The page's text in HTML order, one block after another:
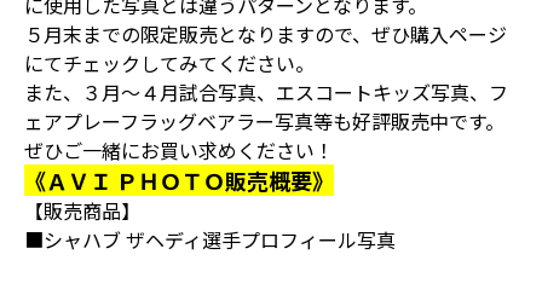
５月末までの限定販売となりますので、ぜひ購入ページ
にてチェックしてみてください。
また、３月～４月試合写真、エスコートキッズ写真、フ
ェアプレーフラッグベアラー写真等も好評販売中です。
ぜひご一緒にお買い求めください！
《ＡＶＩ ＰＨＯＴＯ販売概要》
【販売商品】
■シャハブ ザヘディ選手プロフィール写真